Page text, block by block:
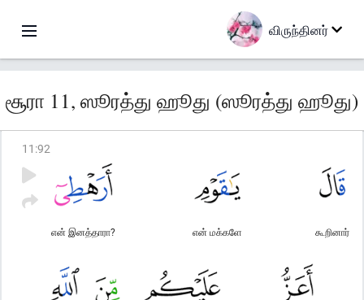
விருந்தினர்
சூரா 11, ஸூரத்து ஹூது (ஸூரத்து ஹூது)
11 :92
கூறினார்
என் மக்களே
என் இனத்தாரா?